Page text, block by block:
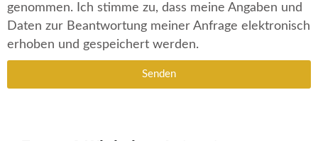
genommen. Ich stimme zu, dass meine Angaben und
Daten zur Beantwortung meiner Anfrage elektronisch
erhoben und gespeichert werden.
Senden